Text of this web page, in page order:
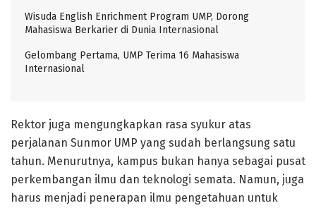
Wisuda English Enrichment Program UMP, Dorong
Mahasiswa Berkarier di Dunia Internasional
Gelombang Pertama, UMP Terima 16 Mahasiswa
Internasional
Rektor juga mengungkapkan rasa syukur atas
perjalanan Sunmor UMP yang sudah berlangsung satu
tahun. Menurutnya, kampus bukan hanya sebagai pusat
perkembangan ilmu dan teknologi semata. Namun, juga
harus menjadi penerapan ilmu pengetahuan untuk